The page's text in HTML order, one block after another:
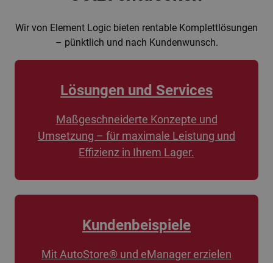
Wir von Element Logic bieten rentable Komplettlösungen
– pünktlich und nach Kundenwunsch.
Lösungen und Services
Maßgeschneiderte Konzepte und
Umsetzung – für maximale Leistung und
Effizienz in Ihrem Lager.
Kundenbeispiele
Mit AutoStore® und eManager erzielen